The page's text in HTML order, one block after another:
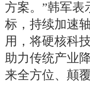
方案。”韩军表
标，持续加速
用，将硬核科
助力传统产业
来全方位、颠